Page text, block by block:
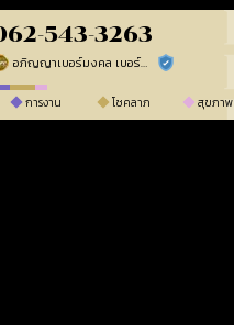
543-3263
อภิญญาเบอร์มงคล เบอร์สวยเลขศาสตร์ ร้านยืนยันแล้ว
การงาน โชคลาภ สุขภาพ